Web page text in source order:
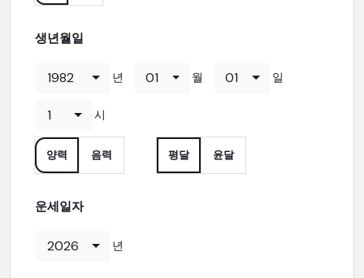
생년월일
1982 년 01 월 01 일
1 시
양력 음력 평달 윤달
운세일자
2026 년